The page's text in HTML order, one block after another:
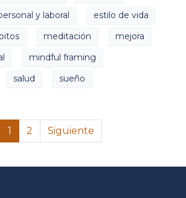
y laboral
estilo de vida
meditación
mejora
mindful framing
salud sueño
1 2 Siguiente